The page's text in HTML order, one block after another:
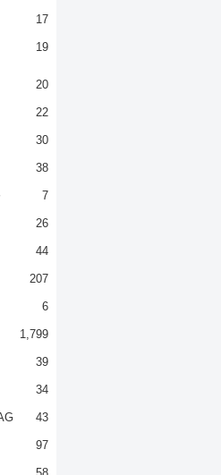
17
19
20
22
30
38
7
26
44
207
6
1,799
39
34
43
97